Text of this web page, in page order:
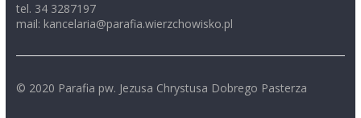
tel. 34 3287197
mail: kancelaria@parafia.wierzchowisko.pl
© 2020 Parafia pw. Jezusa Chrystusa Dobrego Pasterza